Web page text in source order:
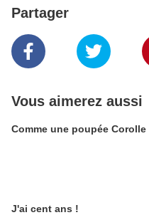
Partager
Vous aimerez aussi
Comme une poupée Corolle
J'ai cent ans !